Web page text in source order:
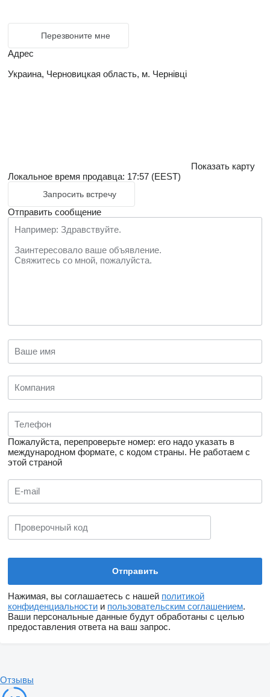
Перезвоните мне
Адрес
Украина, Черновицкая область, м. Чернівці
Показать карту
Локальное время продавца: 17:57 (EEST)
Запросить встречу
Отправить сообщение
Пожалуйста, перепроверьте номер: его надо указать в
международном формате, с кодом страны. Не работаем с
этой страной
Нажимая, вы соглашаетесь с нашей политикой
конфиденциальности и пользовательским соглашением.
Ваши персональные данные будут обработаны с целью
предоставления ответа на ваш запрос.
Отзывы